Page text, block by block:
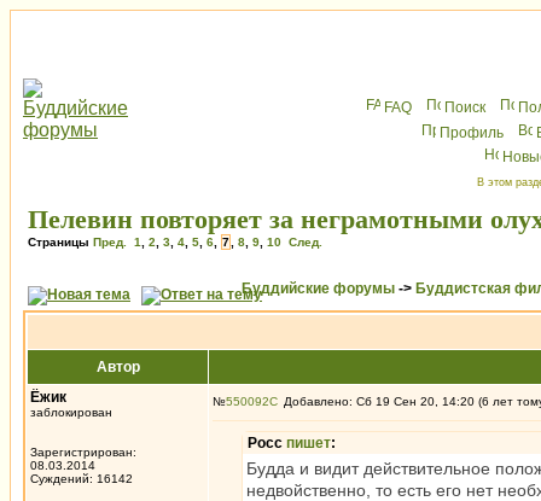
FAQ Поиск
Профиль
В этом
Пелевин повторяет за неграмотными
Страницы Пред. 1 2 3 4 5 6 7 8 9 10 След.
Буддийские форумы -> Буддистская
Автор
Ёжик
заблокирован
Зарегистрирован:
08.03.2014
Суждений: 16142
№550092 Добавлено: Сб 19 Сен 20, 14:20 (6 лет
Росс пишет:
Будда и видит действительное
недвойственно, то есть его нет